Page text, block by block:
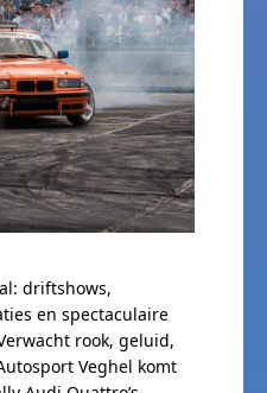
driftshows,
en spectaculaire
rook, geluid,
Veghel komt